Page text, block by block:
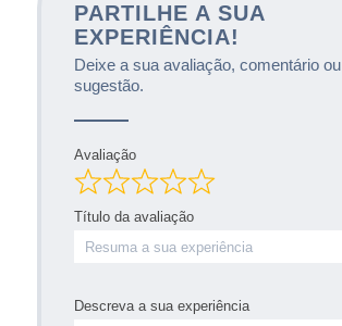
PARTILHE A SUA
EXPERIÊNCIA!
Deixe a sua avaliação, comentário ou
sugestão.
Avaliação
Título da avaliação
Descreva a sua experiência